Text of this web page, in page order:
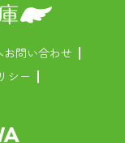
お問い合わせ
シー